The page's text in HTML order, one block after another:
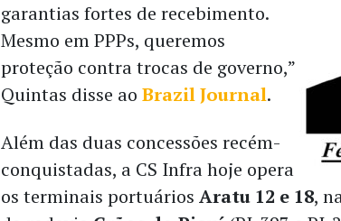
garantias fortes de recebimento.
Mesmo em PPPs, queremos
proteção contra trocas de governo,”
Quintas disse aoBrazil Journal.
Além das duas concessões recém-
conquistadas, a CS Infra hoje opera
os terminais portuáriosAratu 12 e 18,